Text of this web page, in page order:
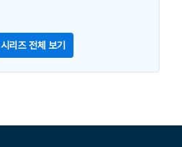
시리즈 전체 보기